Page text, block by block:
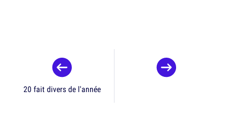
20 fait divers de l'année